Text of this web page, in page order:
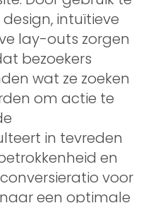
intuïtieve
lay-outs zorgen
bezoekers
wat ze zoeken
om actie te
in tevreden
en
voor
een optimale